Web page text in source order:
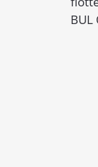
BUL